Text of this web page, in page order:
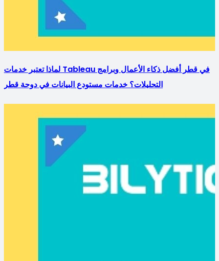
لماذا تعتبر خدمات Tableau في قطر أفضل ذكاء الأعمال وبرامج
التحليلات؟ خدمات مستودع البيانات في دوحة قطر